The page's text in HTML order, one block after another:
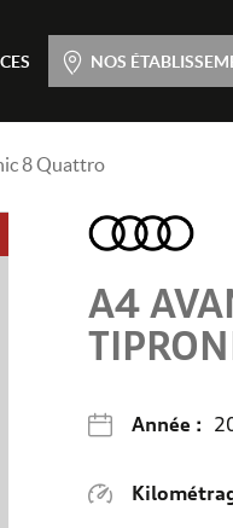
Passer
au
Menu principal
NOS
8 Quattro
A4
Année :